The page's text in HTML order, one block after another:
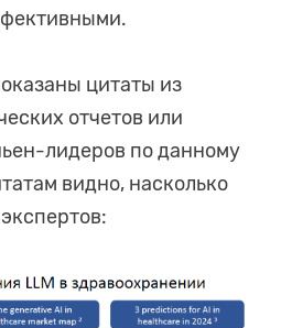
цитаты из
отчетов или
лидеров по данному
видно, насколько